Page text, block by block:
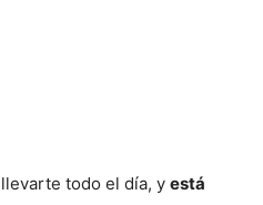
todo el día, y está